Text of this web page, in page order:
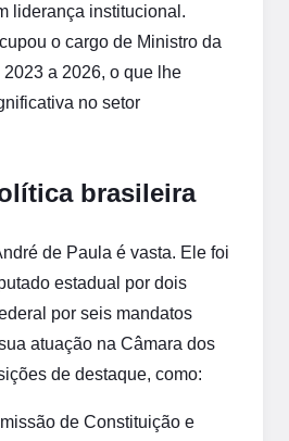
liderança institucional.
o cargo de Ministro da
a 2026, o que lhe
no setor
brasileira
de Paula é vasta. Ele foi
estadual por dois
por seis mandatos
atuação na Câmara dos
de destaque, como:
de Constituição e